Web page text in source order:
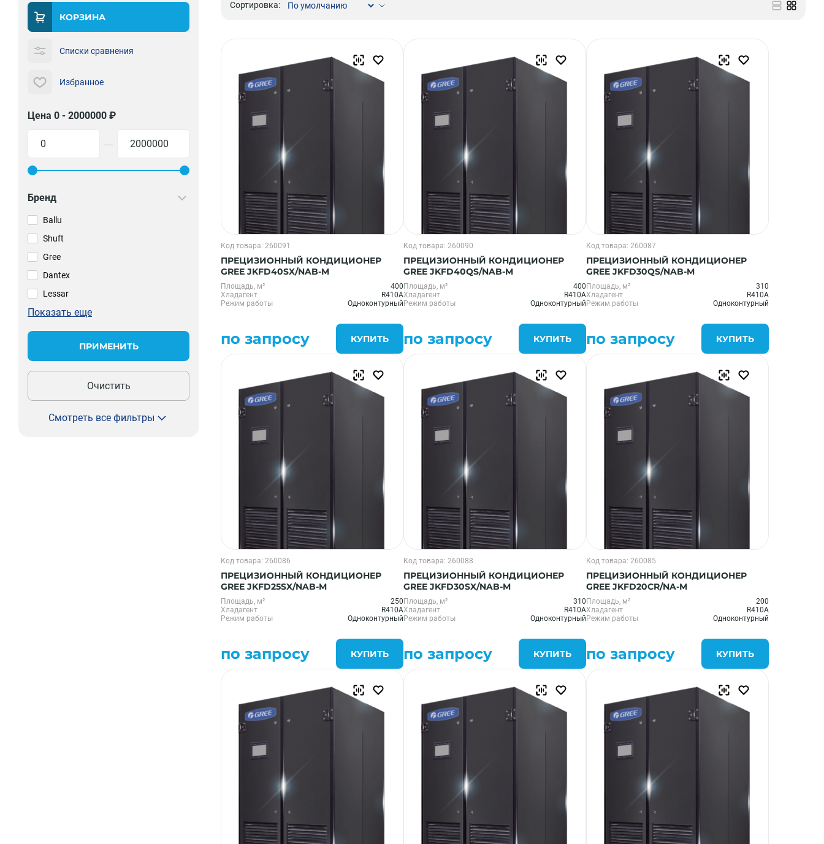
Фанкойлы
Прецизионные кондиционеры
Чиллеры
КОРЗИНА
Списки сравнения
Избранное
Цена 0 - 2000000 ₽
—
Бренд
Ballu
Shuft
Gree
Dantex
Lessar
Показать еще
ПРИМЕНИТЬ
Очистить
Смотреть все фильтры
Сортировка:
Код товара: 260091
ПРЕЦИЗИОННЫЙ КОНДИЦИОНЕР
GREE JKFD40SX/NAB-M
Площадь, м²
400
Хладагент
R410A
Режим работы
Одноконтурный
по запросу КУПИТЬ
Код товара: 260090
ПРЕЦИЗИОННЫЙ КОНДИЦИОНЕР
GREE JKFD40QS/NAB-M
Площадь, м²
400
Хладагент
R410A
Режим работы
Одноконтурный
по запросу КУПИТЬ
Код товара: 260087
ПРЕЦИЗИОННЫЙ КОНДИЦИОНЕР
GREE JKFD30QS/NAB-M
Площадь, м²
310
Хладагент
R410A
Режим работы
Одноконтурный
по запросу КУПИТЬ
Код товара: 260086
ПРЕЦИЗИОННЫЙ КОНДИЦИОНЕР
GREE JKFD25SX/NAB-M
Площадь, м²
250
Хладагент
R410A
Режим работы
Одноконтурный
по запросу КУПИТЬ
Код товара: 260088
ПРЕЦИЗИОННЫЙ КОНДИЦИОНЕР
GREE JKFD30SX/NAB-M
Площадь, м²
310
Хладагент
R410A
Режим работы
Одноконтурный
по запросу КУПИТЬ
Код товара: 260085
ПРЕЦИЗИОННЫЙ КОНДИЦИОНЕР
GREE JKFD20CR/NA-M
Площадь, м²
200
Хладагент
R410A
Режим работы
Одноконтурный
по запросу КУПИТЬ